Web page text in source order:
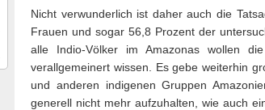
Nicht verwunderlich ist daher auch die
Frauen und sogar 56,8 Prozent der
alle Indio-Völker im Amazonas wollen
verallgemeinert wissen. Es gebe weiterhin
und anderen indigenen Gruppen
generell nicht mehr aufzuhalten, wie auch